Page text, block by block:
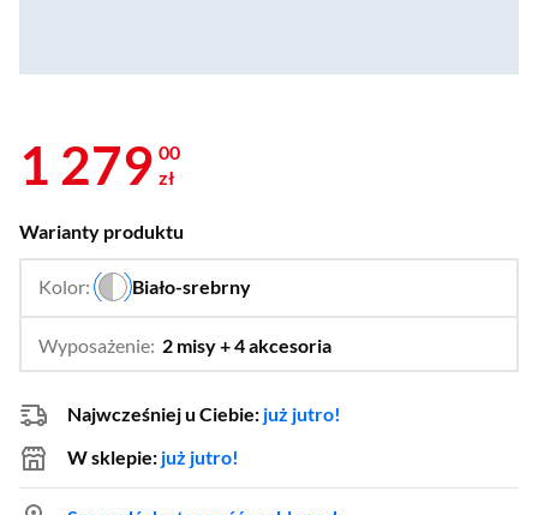
1 279 00
zł
Warianty produktu
Kolor: Biało-srebrny
Wyposażenie: 2 misy + 4 akcesoria
2 misy + 3 akcesoria,
Najwcześniej u Ciebie: już jutro!
W sklepie: już jutro!